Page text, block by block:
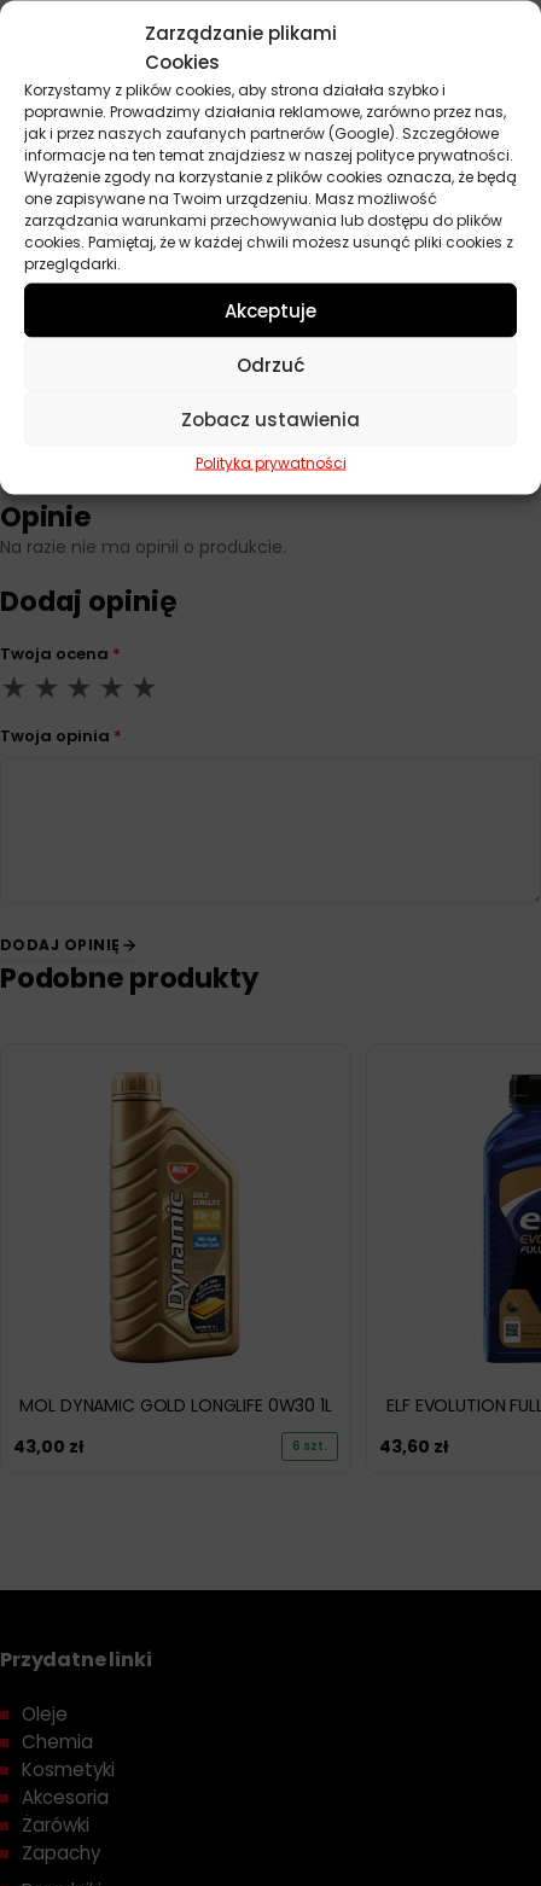
Zarządzanie plikami
Cookies
Korzystamy z plików cookies, aby strona działała szybko i
poprawnie. Prowadzimy działania reklamowe, zarówno przez nas,
jak i przez naszych zaufanych partnerów (Google). Szczegółowe
informacje na ten temat znajdziesz w naszej polityce prywatności.
Wyrażenie zgody na korzystanie z plików cookies oznacza, że będą
one zapisywane na Twoim urządzeniu. Masz możliwość
zarządzania warunkami przechowywania lub dostępu do plików
cookies. Pamiętaj, że w każdej chwili możesz usunąć pliki cookies z
przeglądarki.
Akceptuje
Odrzuć
Zobacz ustawienia
Polityka prywatności
Parametry techniczne
Producent Liqui Moly
Baza Syntetyczny
Przeznaczenie Samochody osobowe
Lepkość 0W-30
ACEA C2
Norma
Fiat 9.55535-DS1, Fiat 9.55535-GS1, PSA
B71 2312
Opinie
Na razie nie ma opinii o produkcie.
Dodaj opinię
Twoja ocena *
Twoja opinia *
DODAJ OPINIĘ
Podobne produkty
MOL DYNAMIC GOLD LONGLIFE 0W30 1L
43,00 zł 6 szt.
ELF EVOLUTION
43,60 zł
Przydatne linki
Oleje
Chemia
Kosmetyki
Akcesoria
Żarówki
Zapachy